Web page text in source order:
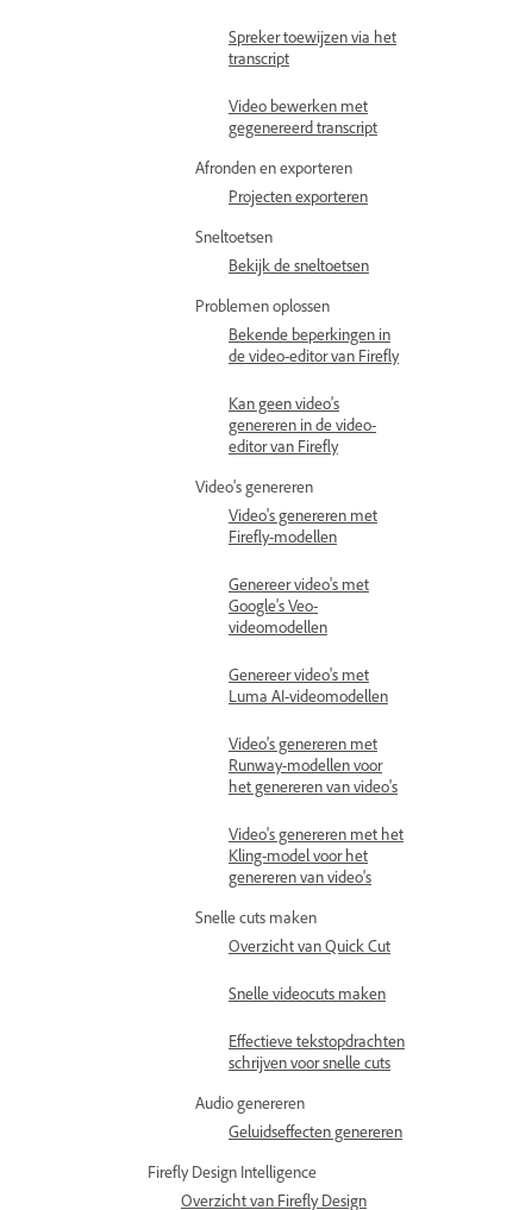
Spreker toewijzen via het
transcript
Video bewerken met
gegenereerd transcript
Afronden en exporteren
Projecten exporteren
Sneltoetsen
Bekijk de sneltoetsen
Problemen oplossen
Bekende beperkingen in
de video-editor van Firefly
Kan geen video's
genereren in de video-
editor van Firefly
Video's genereren
Video's genereren met
Firefly-modellen
Genereer video's met
Google's Veo-
videomodellen
Genereer video's met
Luma AI-videomodellen
Video's genereren met
Runway-modellen voor
het genereren van video's
Video's genereren met het
Kling-model voor het
genereren van video's
Snelle cuts maken
Overzicht van Quick Cut
Snelle videocuts maken
Effectieve tekstopdrachten
schrijven voor snelle cuts
Audio genereren
Geluidseffecten genereren
Firefly Design Intelligence
Overzicht van Firefly Design